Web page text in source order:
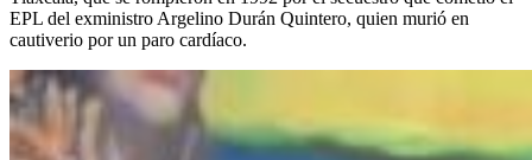
EPL del exministro Argelino Durán Quintero, quien murió en
cautiverio por un paro cardíaco.